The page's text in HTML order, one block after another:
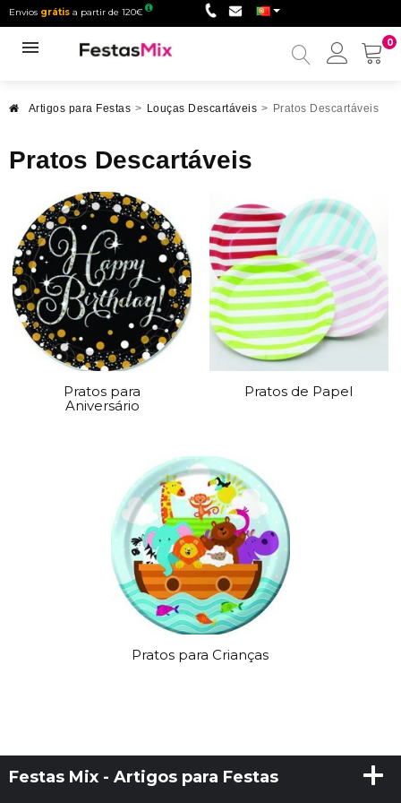
Envios grátis a partir de 120€
0
Minha
Artigos para Festas > Louças Descartáveis > Pratos Descartáveis
Pratos Descartáveis
Pratos para
Aniversário
Pratos de Papel
Pratos para Crianças
Festas Mix - Artigos para Festas